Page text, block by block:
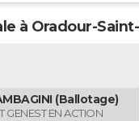
à Oradour-Saint-
(Ballotage)
GENEST EN ACTION